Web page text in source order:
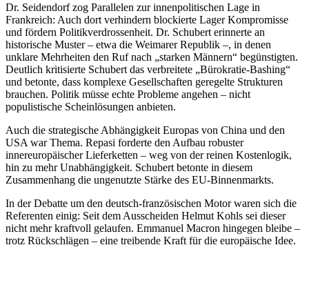
Dr. Seidendorf zog Parallelen zur innenpolitischen Lage in
Frankreich: Auch dort verhindern blockierte Lager Kompromisse
und fördern Politikverdrossenheit. Dr. Schubert erinnerte an
historische Muster – etwa die Weimarer Republik –, in denen
unklare Mehrheiten den Ruf nach „starken Männern“ begünstigten.
Deutlich kritisierte Schubert das verbreitete „Bürokratie-Bashing“
und betonte, dass komplexe Gesellschaften geregelte Strukturen
brauchen. Politik müsse echte Probleme angehen – nicht
populistische Scheinlösungen anbieten.
Auch die strategische Abhängigkeit Europas von China und den
USA war Thema. Repasi forderte den Aufbau robuster
innereuropäischer Lieferketten – weg von der reinen Kostenlogik,
hin zu mehr Unabhängigkeit. Schubert betonte in diesem
Zusammenhang die ungenutzte Stärke des EU-Binnenmarkts.
In der Debatte um den deutsch-französischen Motor waren sich die
Referenten einig: Seit dem Ausscheiden Helmut Kohls sei dieser
nicht mehr kraftvoll gelaufen. Emmanuel Macron hingegen bleibe –
trotz Rückschlägen – eine treibende Kraft für die europäische Idee.